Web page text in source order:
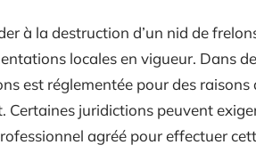
à la destruction d’un nid de
locales en vigueur. Dans
est réglementée pour des
Certaines juridictions peuvent
agréé pour effectuer